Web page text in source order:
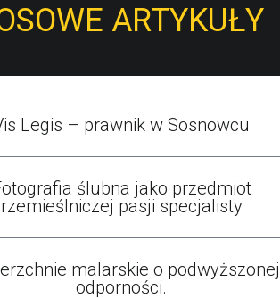
ARTYKUŁY
Legis – prawnik w Sosnowcu
ślubna jako przedmiot
rzemieślniczej pasji specjalisty
malarskie o podwyższonej
odporności.